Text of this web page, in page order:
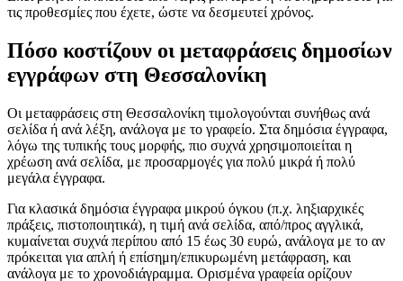
τις προθεσμίες που έχετε, ώστε να δεσμευτεί χρόνος.
Πόσο κοστίζουν οι μεταφράσεις δημοσίων
εγγράφων στη Θεσσαλονίκη
Οι μεταφράσεις στη Θεσσαλονίκη τιμολογούνται συνήθως ανά
σελίδα ή ανά λέξη, ανάλογα με το γραφείο. Στα δημόσια έγγραφα,
λόγω της τυπικής τους μορφής, πιο συχνά χρησιμοποιείται η
χρέωση ανά σελίδα, με προσαρμογές για πολύ μικρά ή πολύ
μεγάλα έγγραφα.
Για κλασικά δημόσια έγγραφα μικρού όγκου (π.χ. ληξιαρχικές
πράξεις, πιστοποιητικά), η τιμή ανά σελίδα, από/προς αγγλικά,
κυμαίνεται συχνά περίπου από 15 έως 30 ευρώ, ανάλογα με το αν
πρόκειται για απλή ή επίσημη/επικυρωμένη μετάφραση, και
ανάλογα με το χρονοδιάγραμμα. Ορισμένα γραφεία ορίζουν